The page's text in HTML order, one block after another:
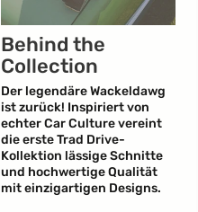
Behind the
Collection
Der legendäre Wackeldawg
ist zurück! Inspiriert von
echter Car Culture vereint
die erste Trad Drive-
Kollektion lässige Schnitte
und hochwertige Qualität
mit einzigartigen Designs.